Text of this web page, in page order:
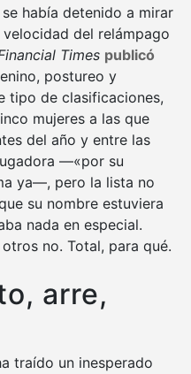
había detenido a mirar
del relámpago
Times publicó
postureo y
tipo de clasificaciones,
mujeres a las que
del año y entre las
—«por su
ya—, pero la lista no
su nombre estuviera
nada en especial.
no. Total, para qué.
arre,
traído un inesperado